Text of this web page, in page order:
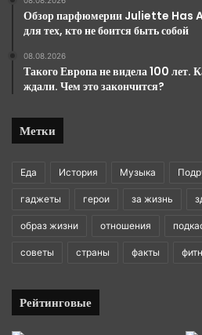
Обзор парфюмерии Juliette Has
для тех, кто не боится быть собой
08.08.2026
Такого Европа не видела 100 лет.
ждали. Чем это закончится?
Метки
Еда История Музыка
гаджеты герои за жизнь
образ жизни отношения
советы страны факты
Рейтинговые